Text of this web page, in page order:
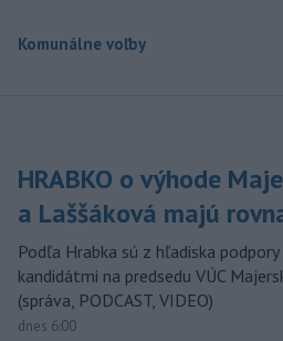
Komunálne voľby
HRABKO o výhode
a Laššáková majú
Podľa Hrabka sú z hľadiska
kandidátmi na predsedu VÚC
(správa, PODCAST, VIDEO)
dnes 6:00